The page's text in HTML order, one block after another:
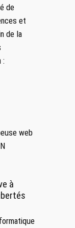
de
et
de la
:
web
à